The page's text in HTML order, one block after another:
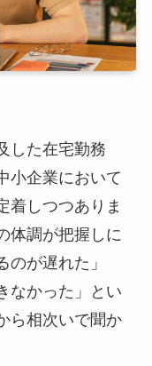
した在宅勤務
小企業において
着しつつありま
体調が把握しに
のが遅れた」
なかった」とい
ら相次いで聞か